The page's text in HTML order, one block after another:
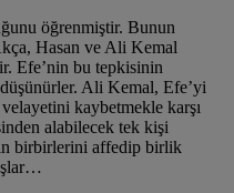
öğrenmiştir. Bunun
Hasan ve Ali Kemal
Efe’nin bu tepkisinin
Ali Kemal, Efe’yi
kaybetmekle karşı
alabilecek tek kişi
birbirlerini affedip birlik